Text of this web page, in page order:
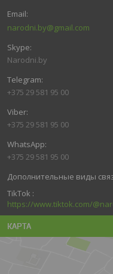
narodni.by@gmail.com
Narodni.by
+375 29 581 95 00
+375 29 581 95 00
+375 29 581 95 00
TikTok
КАРТА